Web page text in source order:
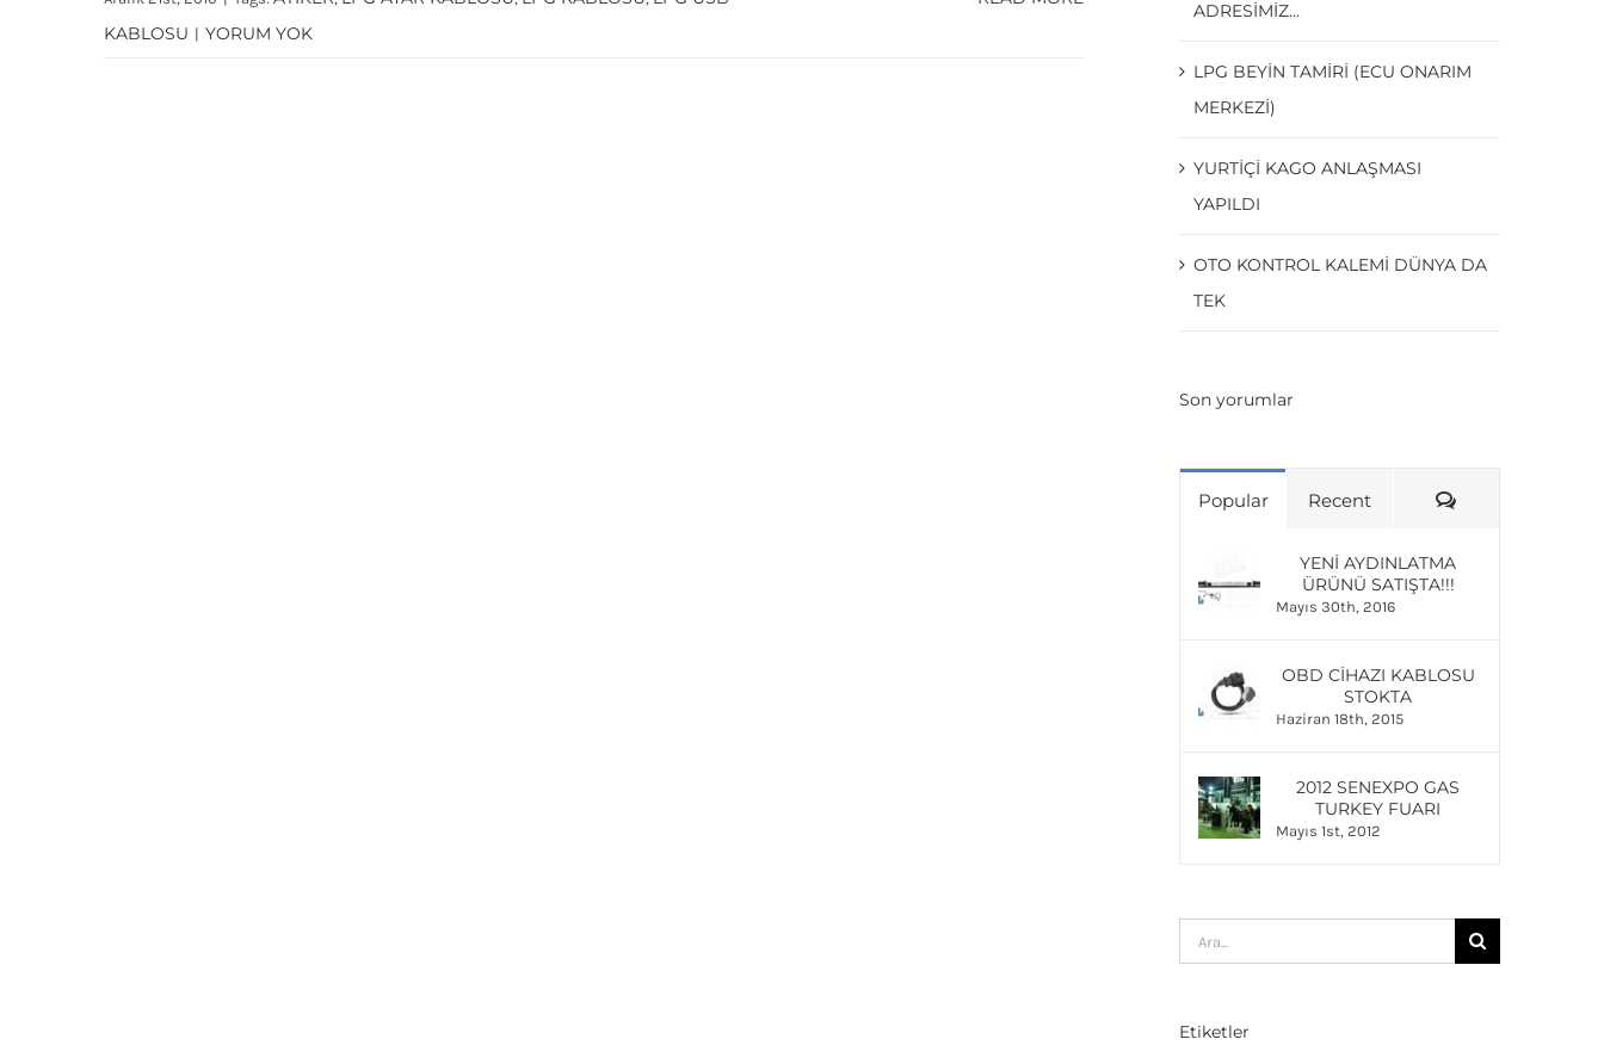
KABLOSU | YORUM YOK
ADRESIMIZ…
LPG BEYIN TAMIRI (ECU ONARIM
MERKEZI)
YURTİÇİ KAGO ANLAŞMASI
YAPILDI
OTO KONTROL KALEMI DÜNYA DA
TEK
Son yorumlar
Popular Recent Comments
YENI AYDINLATMA
ÜRÜNÜ SATIŞTA!!!
Mayıs 30th, 2016
OBD CIHAZI KABLOSU
STOKTA
Haziran 18th, 2015
2012 SENEXPO GAS
TURKEY FUARI
Mayıs 1st, 2012
Etiketler